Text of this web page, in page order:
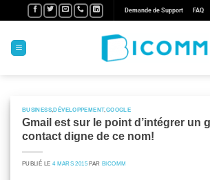
Demande de Support FAQ
BUSINESS, DÉVELOPPEMENT, GOOGLE
Gmail est sur le point d’intégrer un
contact digne de ce nom!
PUBLIÉ LE 4 MARS 2015 PAR BICOMM